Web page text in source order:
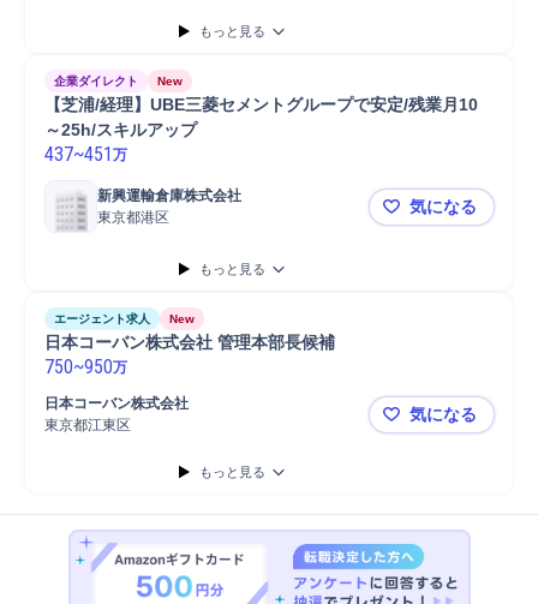
もっと見る
企業ダイレクト New
【芝浦/経理】UBE三菱セメントグループで安定/残業月10
～25h/スキルアップ
437~451 万
新興運輸倉庫株式会社
東京都港区
【芝浦/経
気になる
もっと見る
エージェント求人 New
日本コーバン株式会社 管理本部長候補
750~950万
日本コーバン株式会社
東京都江東区
日本コーバ
気になる
もっと見る